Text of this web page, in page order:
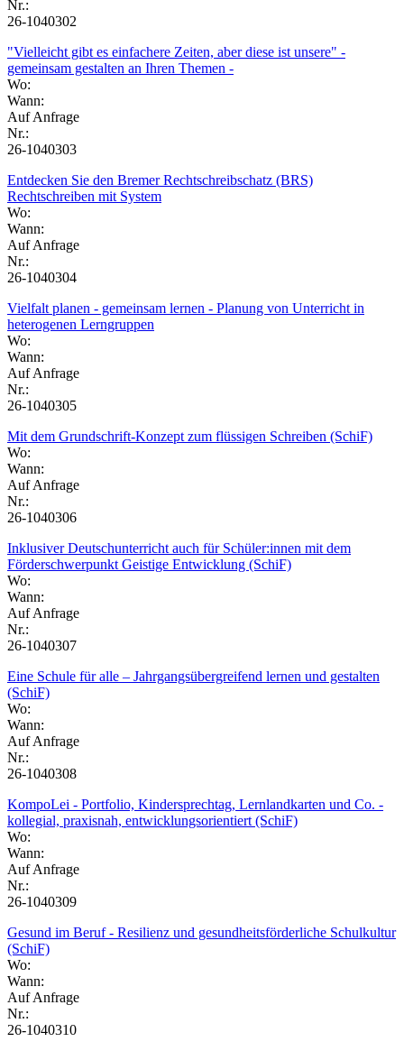
Nr.:
26-1040302
"Vielleicht gibt es einfachere Zeiten, aber diese ist unsere" -
gemeinsam gestalten an Ihren Themen -
Wo:
Wann:
Auf Anfrage
Nr.:
26-1040303
Entdecken Sie den Bremer Rechtschreibschatz (BRS)
Rechtschreiben mit System
Wo:
Wann:
Auf Anfrage
Nr.:
26-1040304
Vielfalt planen - gemeinsam lernen - Planung von Unterricht in
heterogenen Lerngruppen
Wo:
Wann:
Auf Anfrage
Nr.:
26-1040305
Mit dem Grundschrift-Konzept zum flüssigen Schreiben (SchiF)
Wo:
Wann:
Auf Anfrage
Nr.:
26-1040306
Inklusiver Deutschunterricht auch für Schüler:innen mit dem
Förderschwerpunkt Geistige Entwicklung (SchiF)
Wo:
Wann:
Auf Anfrage
Nr.:
26-1040307
Eine Schule für alle – Jahrgangsübergreifend lernen und gestalten
(SchiF)
Wo:
Wann:
Auf Anfrage
Nr.:
26-1040308
KompoLei - Portfolio, Kindersprechtag, Lernlandkarten und Co. -
kollegial, praxisnah, entwicklungsorientiert (SchiF)
Wo:
Wann:
Auf Anfrage
Nr.:
26-1040309
Gesund im Beruf - Resilienz und gesundheitsförderliche Schulkultur
(SchiF)
Wo:
Wann:
Auf Anfrage
Nr.:
26-1040310